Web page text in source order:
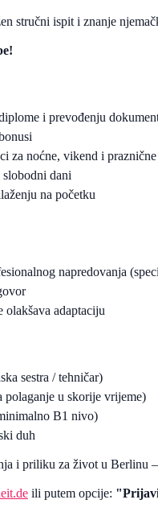
stručni ispit i znanje
i prevođenju
za noćne, vikend i praznične
dani
na početku
napredovanja
adaptaciju
sestra / tehničar)
u skorije vrijeme)
B1 nivo)
duh
i priliku za život u Berlinu –
ili putem opcije: